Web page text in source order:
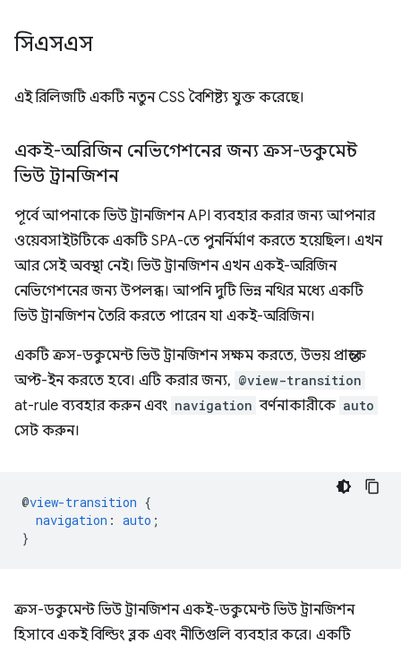
সিএসএস
এই রিলিজটি একটি নতুন CSS বৈশিষ্ট্য যুক্ত করেছে।
একই-অরিজিন নেভিগেশনের জন্য ক্রস-ডকুমেন্ট
ভিউ ট্রানজিশন
পূর্বে আপনাকে ভিউ ট্রানজিশন API ব্যবহার করার জন্য আপনার
ওয়েবসাইটটিকে একটি SPA-তে পুনর্নির্মাণ করতে হয়েছিল। এখন
আর সেই অবস্থা নেই। ভিউ ট্রানজিশন এখন একই-অরিজিন
নেভিগেশনের জন্য উপলব্ধ। আপনি দুটি ভিন্ন নথির মধ্যে একটি
ভিউ ট্রানজিশন তৈরি করতে পারেন যা একই-অরিজিন।
একটি ক্রস-ডকুমেন্ট ভিউ ট্রানজিশন সক্ষম করতে, উভয় প্রান্তকে
অপ্ট-ইন করতে হবে। এটি করার জন্য, @view-transition
at-rule ব্যবহার করুন এবং navigation বর্ণনাকারীকে auto
সেট করুন।
@view-transition {
navigation : auto ;
}
ক্রস-ডকুমেন্ট ভিউ ট্রানজিশন একই-ডকুমেন্ট ভিউ ট্রানজিশন
হিসাবে একই বিল্ডিং ব্লক এবং নীতিগুলি ব্যবহার করে। একটি